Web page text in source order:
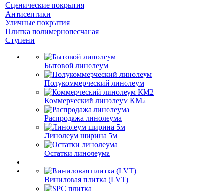
Сценические покрытия
Антисептики
Уличные покрытия
Плитка полимернопесчаная
Ступени
Бытовой линолеум
Полукоммерческий линолеум
Коммерческий линолеум КМ2
Распродажа линолеума
Линолеум ширина 5м
Остатки линолеума
Виниловая плитка (LVT)